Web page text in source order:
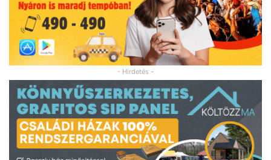
- Hirdetés -